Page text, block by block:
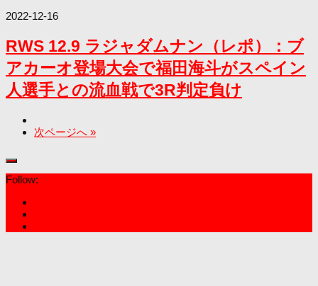
2022-12-16
RWS 12.9 ラジャダムナン（レポ）：ブ
アカーオ登場大会で福田海斗がスペイン
人選手との流血戦で3R判定負け
次ページへ »
Follow: